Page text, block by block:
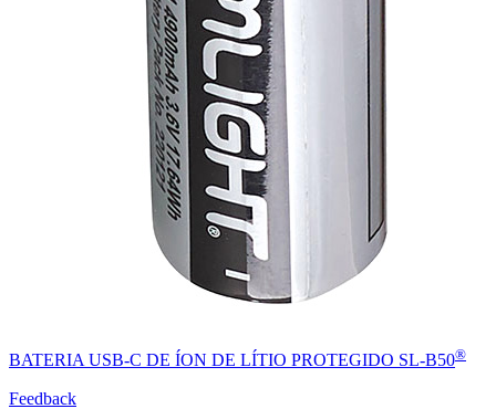
BATERIA USB-C DE ÍON DE LÍTIO PROTEGIDO SL-B50®
Feedback